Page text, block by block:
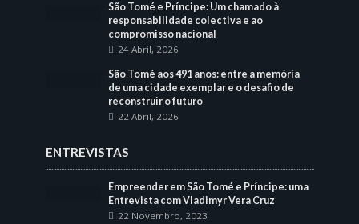
São Tomé e Príncipe: Um chamado à
responsabilidade colectiva e ao
compromisso nacional
24 Abril, 2026
São Tomé aos 491 anos: entre a memória
de uma cidade exemplar e o desafio de
reconstruir o futuro
22 Abril, 2026
ENTREVISTAS
Empreender em São Tomé e Príncipe: uma
Entrevista com Vladimyr Vera Cruz
22 Novembro, 2023